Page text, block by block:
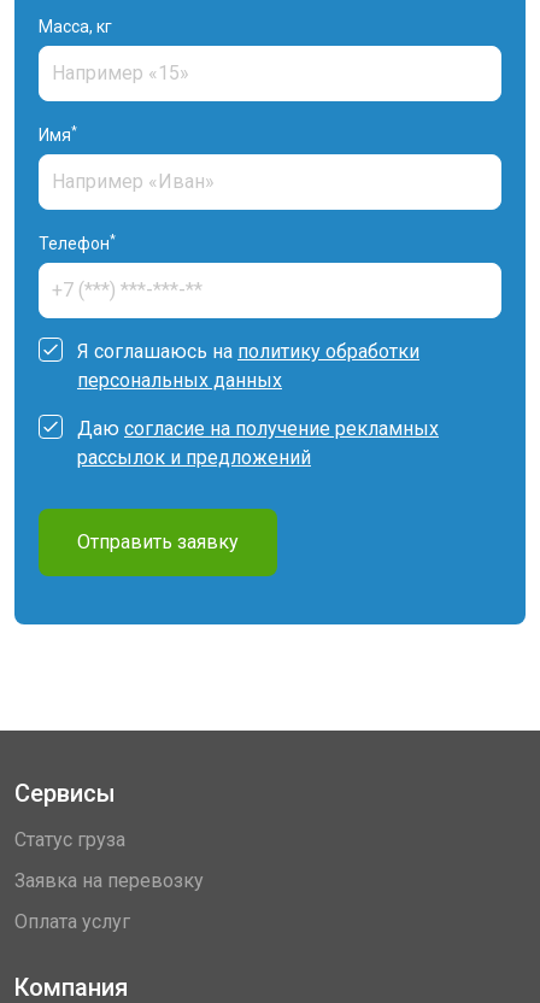
Масса, кг
Имя*
Телефон*
Я соглашаюсь на политику обработки
персональных данных
Даю согласие на получение рекламных
рассылок и предложений
Отправить заявку
Сервисы
Статус груза
Заявка на перевозку
Оплата услуг
Компания